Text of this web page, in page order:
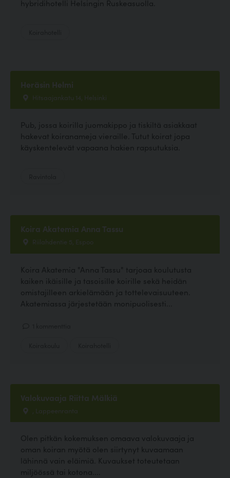
hybridihotelli Helsingin Ruskeasuolla.
Heräsin Helmi
Hitsaajankatu 14, Helsinki
Pub, jossa koirilla juomakippo ja tiskiltä asiakkaat
hakevat koiranameja vieraille. Tutut koirat jopa
käyskentelevät vapaana hakien rapsutuksia.
Koira Akatemia Anna Tassu
Riilahdentie 5, Espoo
Koira Akatemia "Anna Tassu" tarjoaa koulutusta
kaiken ikäisille ja tasoisille koirille sekä heidän
omistajilleen arkielämään ja tottelevaisuuteen.
Akatemiassa järjestetään monipuolisesti...
Valokuvaaja Riitta Mälkiä
, Lappeenranta
Olen pitkän kokemuksen omaava valokuvaaja ja
oman koiran myötä olen siirtynyt kuvaamaan
lähinnä vain eläimiä. Kuvaukset toteutetaan
miljöössä tai kotona....